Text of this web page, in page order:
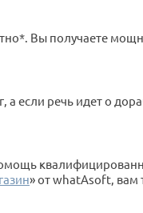
Вы получаете
если речь идет о
» от whatAsoft, вам